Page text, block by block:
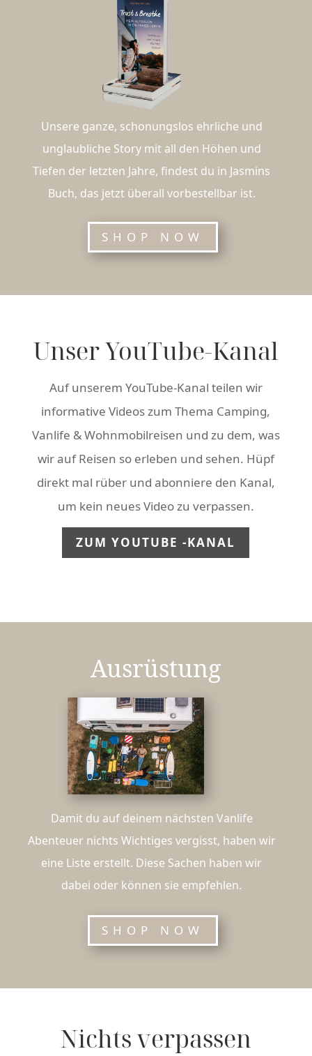
Unsere ganze, schonungslos ehrliche und
unglaubliche Story mit all den Höhen und
Tiefen der letzten Jahre, findest du in Jasmins
Buch, das jetzt überall vorbestellbar ist.
SHOP NOW
Unser YouTube-Kanal
Auf unserem YouTube-Kanal teilen wir
informative Videos zum Thema Camping,
Vanlife & Wohnmobilreisen und zu dem, was
wir auf Reisen so erleben und sehen. Hüpf
direkt mal rüber und abonniere den Kanal,
um kein neues Video zu verpassen.
ZUM YOUTUBE -KANAL
Ausrüstung
Damit du auf deinem nächsten Vanlife
Abenteuer nichts Wichtiges vergisst, haben wir
eine Liste erstellt. Diese Sachen haben wir
dabei oder können sie empfehlen.
SHOP NOW
Nichts verpassen